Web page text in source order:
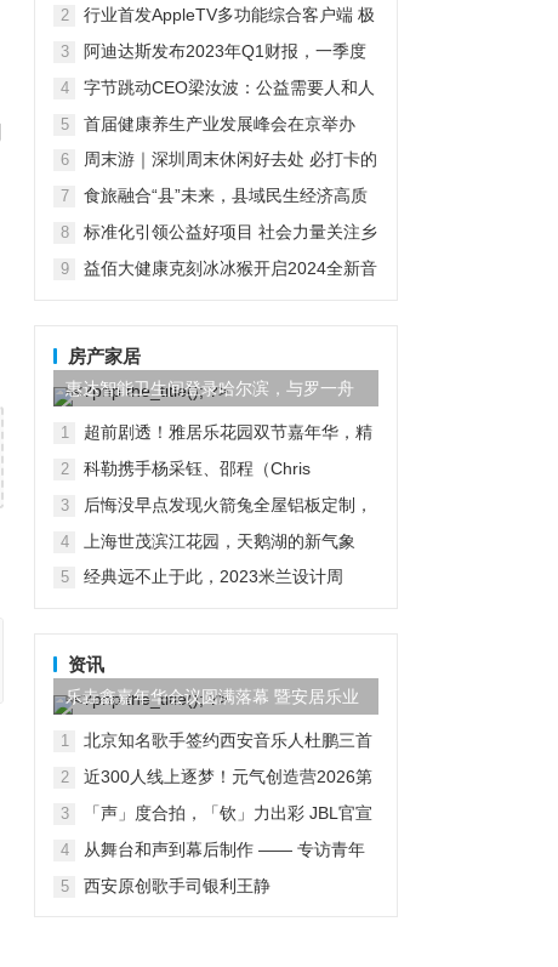
2
行业首发AppleTV多功能综合客户端 极
3
阿迪达斯发布2023年Q1财报，一季度
4
字节跳动CEO梁汝波：公益需要人和人
5 首届健康养生产业发展峰会在京举办
6
周末游｜深圳周末休闲好去处 必打卡的
7
食旅融合“县”未来，县域民生经济高质
8
标准化引领公益好项目 社会力量关注乡
9
益佰大健康克刻冰冰猴开启2024全新音
房产家居
惠达智能卫生间登录哈尔滨，与罗一舟
上演冬日公益奇遇
1
超前剧透！雅居乐花园双节嘉年华，精
2
科勒携手杨采钰、邵程（Chris
达”
3
后悔没早点发现火箭兔全屋铝板定制，
4 上海世茂滨江花园，天鹅湖的新气象
5
经典远不止于此，2023米兰设计周
资讯
乐垚鑫嘉年华会议圆满落幕 暨安居乐业
成功挂牌
1
北京知名歌手签约西安音乐人杜鹏三首
2
近300人线上逐梦！元气创造营2026第
揭晓
3
「声」度合拍，「钦」力出彩 JBL官宣
4
从舞台和声到幕后制作 —— 专访青年
5 西安原创歌手司银利王静